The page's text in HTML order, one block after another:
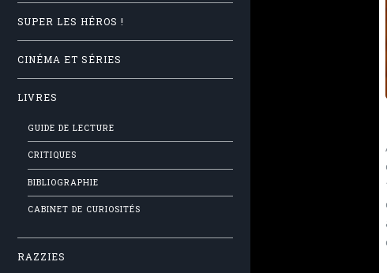
SUPER LES HÉROS !
CINÉMA ET SÉRIES
LIVRES
GUIDE DE LECTURE
CRITIQUES
BIBLIOGRAPHIE
CABINET DE CURIOSITÉS
RAZZIES